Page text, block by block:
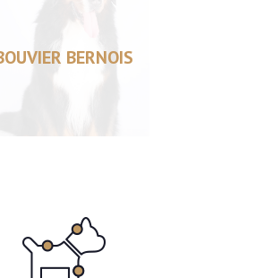
BERNOIS